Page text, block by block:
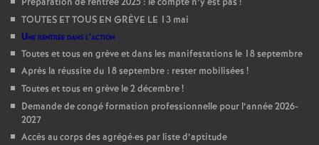
TOUTES ET TOUS EN GRÈVE LE 13 mai
Une rentrée dans l’action
Toutes et tous en grève et dans les manifestations le 18 septembre
Après la réussite du 18 septembre : rester mobilisées !
Toutes et tous en grève le 2 décembre!
Demande de congé formation professionnelle pour l’année 2026-
2027
Accès au corps des agrégé·es par liste d’aptitude